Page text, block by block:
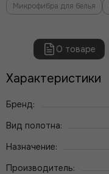
Микрофибра для белья
О товаре
Характеристики
Бренд:
Вид полотна:
Назначение:
Производитель: